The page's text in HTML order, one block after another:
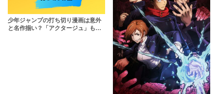
少年ジャンプの打ち切り漫画は意外
と名作揃い？「アクタージュ」も打